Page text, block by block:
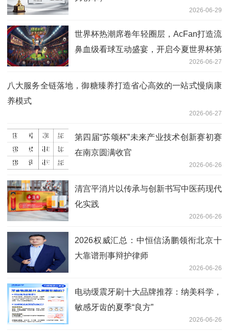
2026-06-29
世界杯热潮席卷年轻圈层，AcFan打造流
鼻血级看球互动盛宴，开启今夏世界杯第
2026-06-27
八大服务全链落地，御糖臻养打造省心高效的一站式慢病康
养模式
2026-06-27
第四届“苏颂杯”未来产业技术创新赛初赛
在南京圆满收官
2026-06-26
清宫平消片以传承与创新书写中医药现代
化实践
2026-06-26
2026权威汇总：中恒信汤鹏领衔北京十
大靠谱刑事辩护律师
2026-06-26
电动缓震牙刷十大品牌推荐：纳美科学，
敏感牙齿的夏季“良方”
2026-06-26